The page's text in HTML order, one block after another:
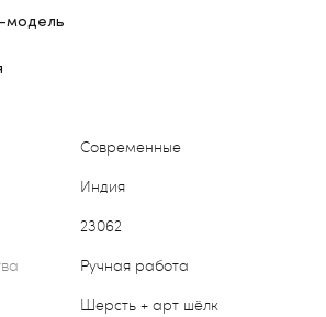
Современные
Индия
23062
Ручная работа
Шерсть + арт шёлк
модель